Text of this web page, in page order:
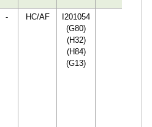
- HC/AF
I201054
(G80)
(H32)
(H84)
(G13)